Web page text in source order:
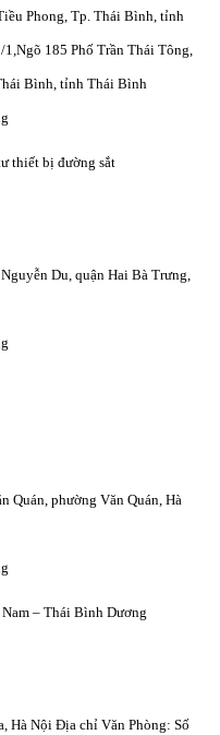
Phong, Tp. Thái Bình, tỉnh
185 Phố Trần Thái Tông,
Bình, tỉnh Thái Bình
thiết bị đường sắt
Du, quận Hai Bà Trưng,
Quán, phường Văn Quán, Hà
– Thái Bình Dương
Hà Nội Địa chỉ Văn Phòng: Số